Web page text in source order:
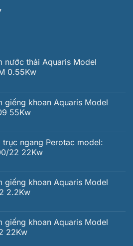
nước thải Aquaris Model
0.55Kw
giếng khoan Aquaris Model
55Kw
trục ngang Perotac model:
22 22Kw
giếng khoan Aquaris Model
2.2Kw
giếng khoan Aquaris Model
22Kw